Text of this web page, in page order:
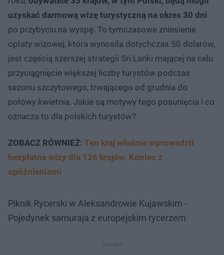
uzyskać darmową wizę turystyczną na okres 30 dni
po przybyciu na wyspę. To tymczasowe zniesienie
opłaty wizowej, która wynosiła dotychczas 50 dolarów,
jest częścią szerszej strategii Sri Lanki mającej na celu
przyciągnięcie większej liczby turystów podczas
sezonu szczytowego, trwającego od grudnia do
połowy kwietnia. Jakie są motywy tego posunięcia i co
oznacza to dla polskich turystów?
ZOBACZ RÓWNIEŻ: Ten kraj właśnie wprowadził
bezpłatne wizy dla 126 krajów. Koniec z
opóźnieniami
Piknik Rycerski w Aleksandrowie Kujawskim -
Pojedynek samuraja z europejskim rycerzem